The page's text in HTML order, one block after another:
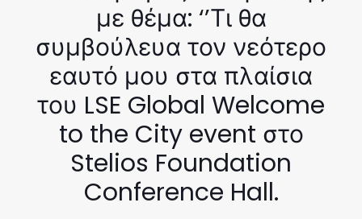
με θέμα: ‘’Τι θα
συμβούλευα τον νεότερο
εαυτό μου στα πλαίσια
του LSE Global Welcome
to the City event στο
Stelios Foundation
Conference Hall.